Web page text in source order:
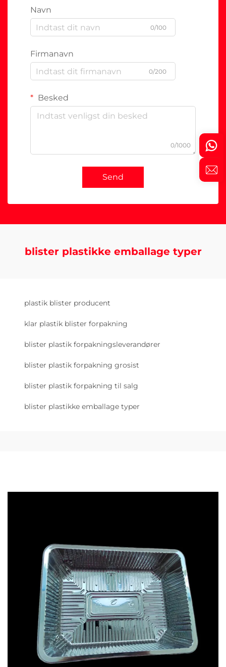
Navn
0/100
Firmanavn
0/200
Besked
0/1000
Send
blister plastikke emballage typer
plastik blister producent
klar plastik blister forpakning
blister plastik forpakningsleverandører
blister plastik forpakning grosist
blister plastik forpakning til salg
blister plastikke emballage typer